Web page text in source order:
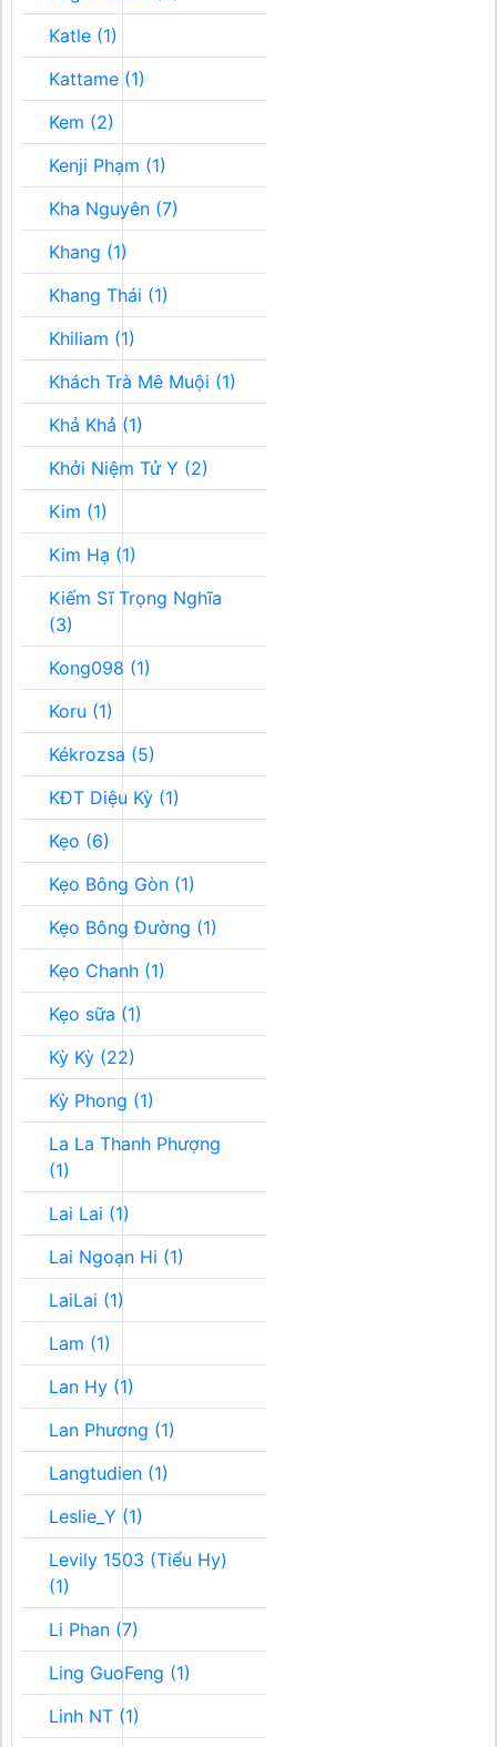
Katle (1)
Kattame (1)
Kem (2)
Kenji Phạm (1)
Kha Nguyên (7)
Khang (1)
Khang Thái (1)
Khiliam (1)
Khách Trà Mê Muội (1)
Khả Khả (1)
Khởi Niệm Tử Y (2)
Kim (1)
Kim Hạ (1)
Kiếm Sĩ Trọng Nghĩa
(3)
Kong098 (1)
Koru (1)
Kékrozsa (5)
KĐT Diệu Kỳ (1)
Kẹo (6)
Kẹo Bông Gòn (1)
Kẹo Bông Đường (1)
Kẹo Chanh (1)
Kẹo sữa (1)
Kỳ Kỳ (22)
Kỳ Phong (1)
La La Thanh Phượng
(1)
Lai Lai (1)
Lai Ngoạn Hi (1)
LaiLai (1)
Lam (1)
Lan Hy (1)
Lan Phương (1)
Langtudien (1)
Leslie_Y (1)
Levily 1503 (Tiểu Hy)
(1)
Li Phan (7)
Ling GuoFeng (1)
Linh NT (1)